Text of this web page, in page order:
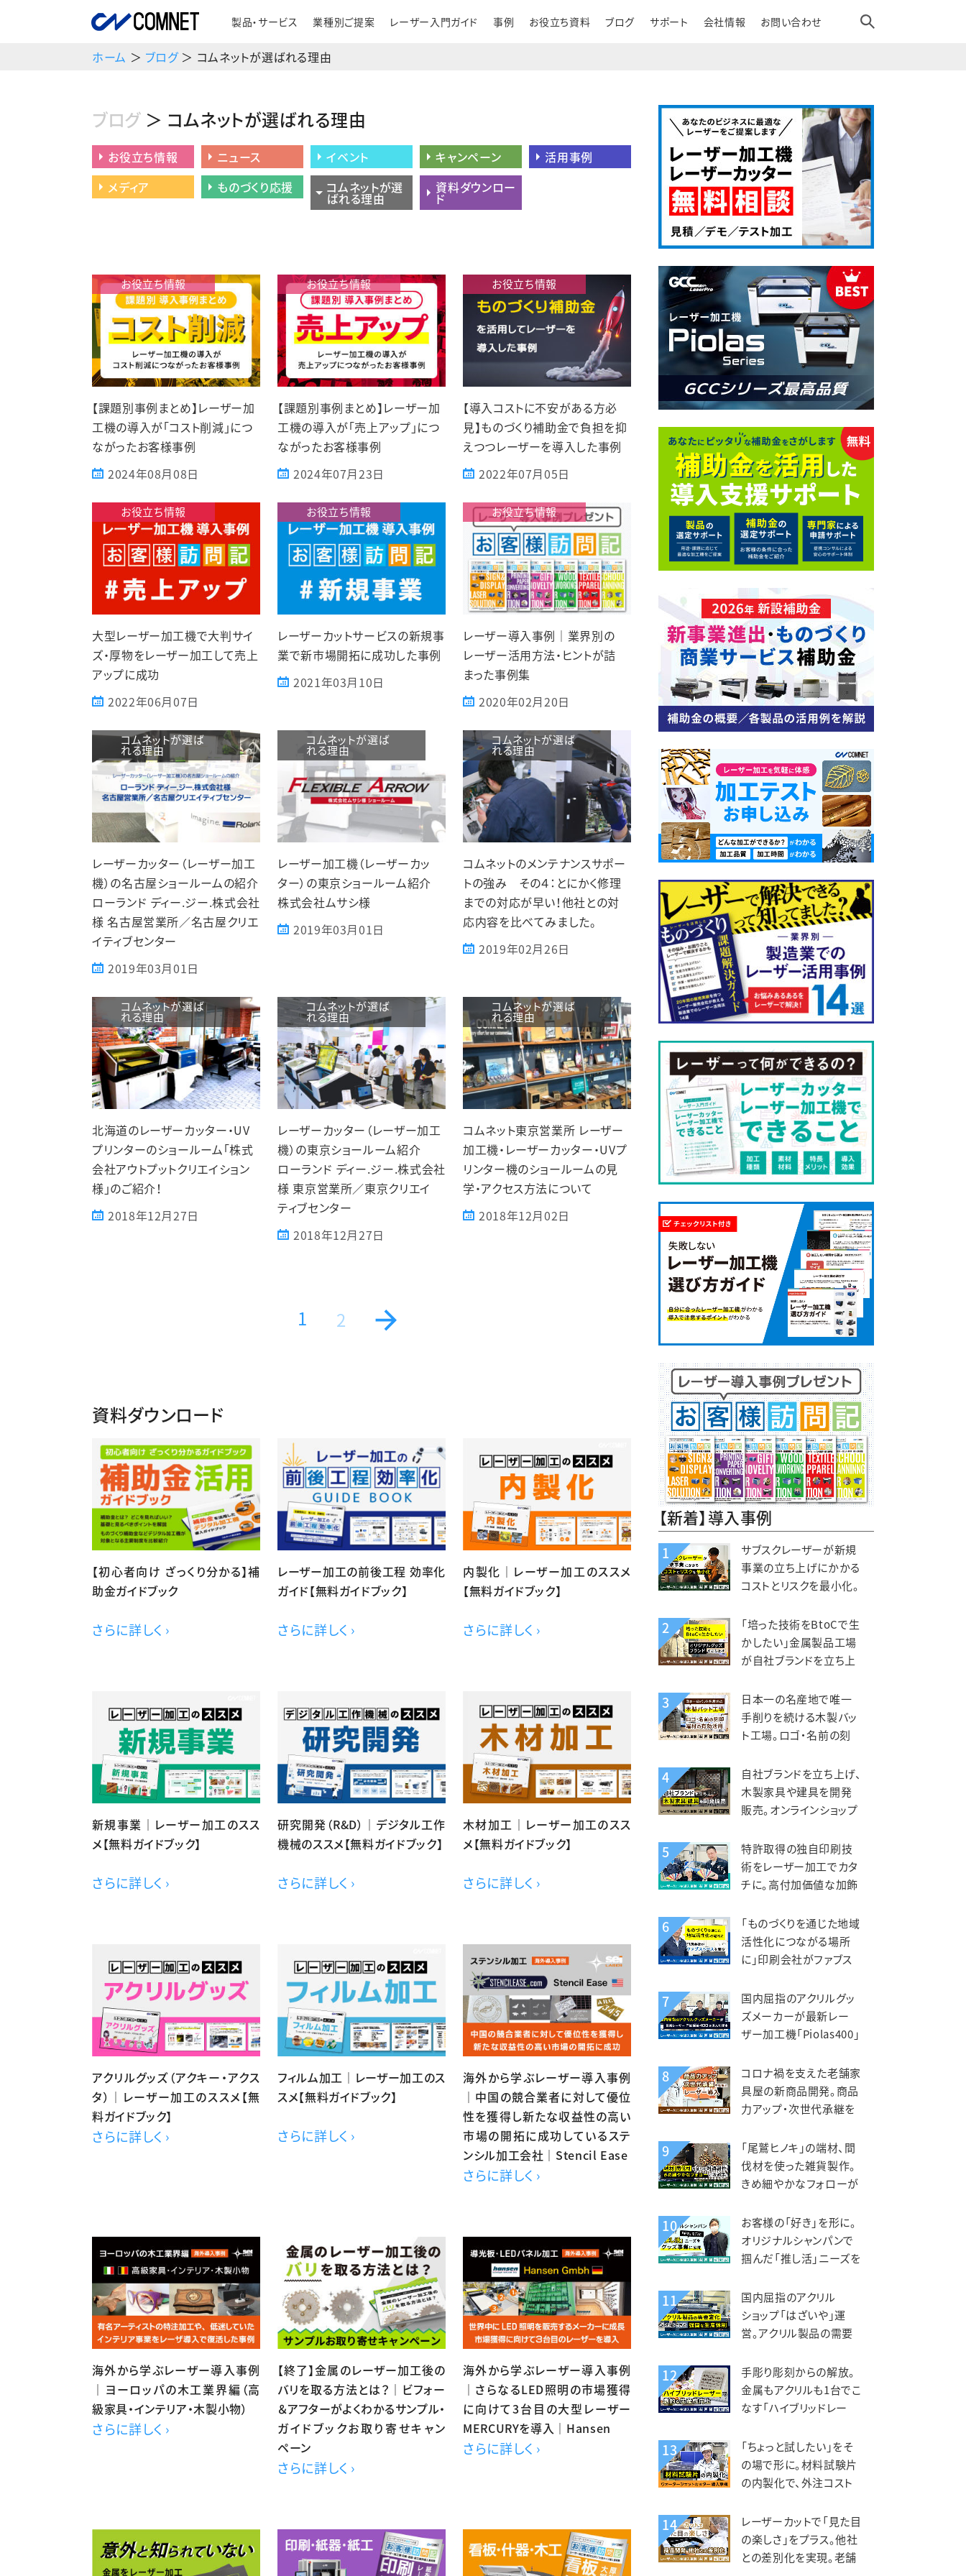
製品・サービス 業種別ご提案 レーザー入門ガイド 事例 お役立ち資料 ブログ サポート 会社情報 お問い合わせ
ホーム ＞ ブログ＞ コムネットが選ばれる理由
ブログ＞ コムネットが選ばれる理由
お役立ち情報 ニュース イベント キャンペーン
活用事例
メディア
ものづくり応援 コムネットが選
ばれる理由
資料ダウンロー
ド
お役立ち情報
【課題別事例まとめ】レーザー加
工機の導入が「コスト削減」につ
ながったお客様事例
2024年08月08日
お役立ち情報
【課題別事例まとめ】レーザー加
工機の導入が「売上アップ」につ
ながったお客様事例
2024年07月23日
お役立ち情報
【導入コストに不安がある方必
見】ものづくり補助金で負担を抑
えつつレーザーを導入した事例
2022年07月05日
お役立ち情報
大型レーザー加工機で大判サイ
ズ・厚物をレーザー加工して売上
アップに成功
2022年06月07日
お役立ち情報
レーザーカットサービスの新規事
業で新市場開拓に成功した事例
2021年03月10日
お役立ち情報
レーザー導入事例｜業界別の
レーザー活用方法・ヒントが詰
まった事例集
2020年02月20日
コムネットが選ば
れる理由
レーザーカッター（レーザー加工
機）の名古屋ショールームの紹介
ローランド ディー.ジー.株式会社
様 名古屋営業所／名古屋クリエ
イティブセンター
2019年03月01日
コムネットが選ば
れる理由
レーザー加工機（レーザーカッ
ター）の東京ショールーム紹介
株式会社ムサシ様
2019年03月01日
コムネットが選ば
れる理由
コムネットのメンテナンスサポー
トの強み その４：とにかく修理
までの対応が早い！他社との対
応内容を比べてみました。
2019年02月26日
コムネットが選ば
れる理由
北海道のレーザーカッター・UV
プリンターのショールーム「株式
会社アウトプットクリエイション
様」のご紹介！
2018年12月27日
コムネットが選ば
れる理由
レーザーカッター（レーザー加工
機）の東京ショールーム紹介
ローランド ディー.ジー.株式会社
様 東京営業所／東京クリエイ
ティブセンター
2018年12月27日
コムネットが選ば
れる理由
コムネット東京営業所 レーザー
加工機・レーザーカッター・UVプ
リンター機のショールームの見
学・アクセス方法について
2018年12月02日
1 2
資料ダウンロード
【初心者向け ざっくり分かる】補
助金ガイドブック
さらに詳しく ›
レーザー加工の前後工程 効率化
ガイド【無料ガイドブック】
さらに詳しく ›
内製化｜レーザー加工のススメ
【無料ガイドブック】
さらに詳しく ›
新規事業｜レーザー加工のスス
メ【無料ガイドブック】
さらに詳しく ›
研究開発（R&D）｜デジタル工作
機械のススメ【無料ガイドブック】
さらに詳しく ›
木材加工｜レーザー加工のスス
メ【無料ガイドブック】
さらに詳しく ›
アクリルグッズ（アクキー・アクス
タ）｜レーザー加工のススメ【無
料ガイドブック】
さらに詳しく ›
フィルム加工｜レーザー加工のス
スメ【無料ガイドブック】
さらに詳しく ›
海外から学ぶレーザー導入事例
｜中国の競合業者に対して優位
性を獲得し新たな収益性の高い
市場の開拓に成功しているステ
ンシル加工会社｜Stencil Ease
さらに詳しく ›
海外から学ぶレーザー導入事例
｜ヨーロッパの木工業界編（高
級家具・インテリア・木製小物）
さらに詳しく ›
【終了】金属のレーザー加工後の
バリを取る方法とは？｜ビフォー
＆アフターがよくわかるサンプル・
ガイドブックお取り寄せキャン
ペーン
さらに詳しく ›
海外から学ぶレーザー導入事例
｜さらなるLED照明の市場獲得
に向けて3台目の大型レーザー
MERCURYを導入｜Hansen
さらに詳しく ›
【新着】導入事例
1
サブスクレーザーが新規
事業の立ち上げにかかる
コストとリスクを最小化。
kiond（キオンド）様
2
「培った技術をBtoCで生
かしたい」金属製品工場
が自社ブランドを立ち上
造販売。錦中央工業様
3
日本一の名産地で唯一
手削りを続ける木製バッ
ト工場。ロゴ・名前の刻
を活用。エスオースポーツ
工業様
4
自社ブランドを立ち上げ、
木製家具や建具を開発
販売。オンラインショップ
大。KIZAIKU C+（阪口銘
木店）様
5
特許取得の独自印刷技
術をレーザー加工でカタ
チに。高付加価値な加飾
柱へ。智昌加工様
6
「ものづくりを通じた地域
活性化につながる場所
に」印刷会社がファブス
や印刷工業様
7
国内屈指のアクリルグッ
ズメーカーが最新レー
ザー加工機「Piolas400」
（北星社グループ）様
8
コロナ禍を支えた老舗家
具屋の新商品開発。商品
力アップ・次世代承継を
津木工様
9
「尾鷲ヒノキ」の端材、間
伐材を使った雑貨製作。
きめ細やかなフォローが
すや様
10
お客様の「好き」を形に。
オリジナルシャンパンで
掴んだ「推し活」ニーズを
インマーケット様
11
国内屈指のアクリル
ショップ「はざいや」運
営。アクリル製品の需要
生産体制。菅原工芸様
12
手彫り彫刻からの解放。
金属もアクリルも1台でこ
なす「ハイブリッドレー
上。トージ工芸様
13
「ちょっと試したい」をそ
の場で形に。材料試験片
の内製化で、外注コスト
両立。フジクリーン様
14
レーザーカットで「見た目
の楽しさ」をプラス。他社
との差別化を実現。老舗